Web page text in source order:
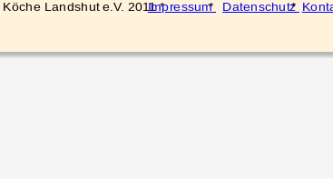
Landshut e.V. 2011 * Impressum
* Datenschutz
*